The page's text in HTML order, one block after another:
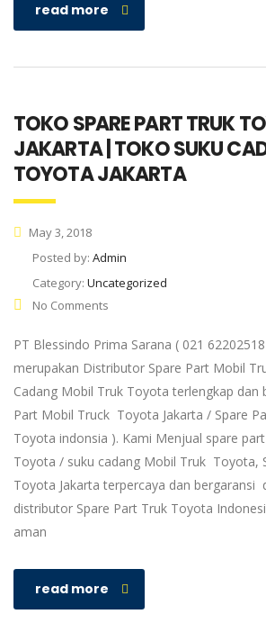
read more
TOKO SPARE PART TRUK
JAKARTA | TOKO SUKU
TOYOTA JAKARTA
May 3, 2018
Posted by: Admin
Category: Uncategorized
No Comments
PT Blessindo Prima Sarana ( 021
merupakan Distributor Spare Part Mobil
Cadang Mobil Truk Toyota terlengkap dan
Part Mobil Truck Toyota Jakarta / Spare
Toyota indonsia ). Kami Menjual spare
Toyota / suku cadang Mobil Truk Toyota,
Toyota Jakarta terpercaya dan bergaransi
distributor Spare Part Truk Toyota
aman
read more